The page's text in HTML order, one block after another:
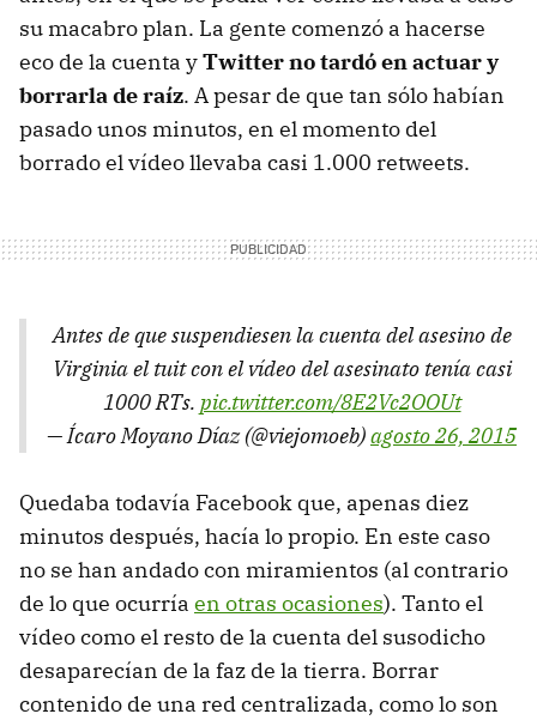
su macabro plan. La gente comenzó a hacerse
eco de la cuenta yTwitter no tardó en actuar y
borrarla de raíz. A pesar de que tan sólo habían
pasado unos minutos, en el momento del
borrado el vídeo llevaba casi 1.000 retweets.
Antes de que suspendiesen la cuenta del asesino de
Virginia el tuit con el vídeo del asesinato tenía casi
1000 RTs. pic.twitter.com/8E2Vc2OOUt
— Ícaro Moyano Díaz (@viejomoeb)agosto 26, 2015
Quedaba todavía Facebook que, apenas diez
minutos después, hacía lo propio. En este caso
no se han andado con miramientos (al contrario
de lo que ocurría en otras ocasiones). Tanto el
vídeo como el resto de la cuenta del susodicho
desaparecían de la faz de la tierra. Borrar
contenido de una red centralizada, como lo son